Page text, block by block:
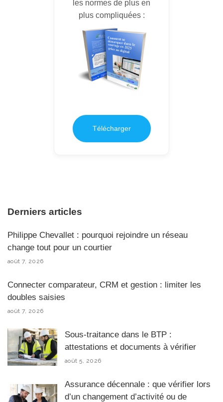
les normes de plus en
plus compliquées :
Télécharger
Derniers articles
Philippe Chevallet : pourquoi rejoindre un réseau
change tout pour un courtier
août 7, 2026
Connecter comparateur, CRM et gestion : limiter les
doubles saisies
août 7, 2026
Sous-traitance dans le BTP :
attestations et documents à vérifier
août 5, 2026
Assurance décennale : que vérifier lors
d’un changement d’activité ou de